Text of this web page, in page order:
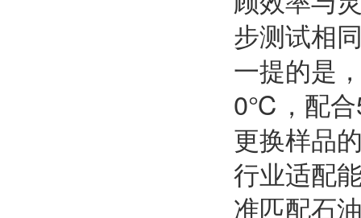
步测试相
一提的是
0℃，配合
更换样品
行业适配
准匹配石